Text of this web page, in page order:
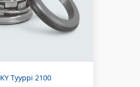
KY Tyyppi 2100